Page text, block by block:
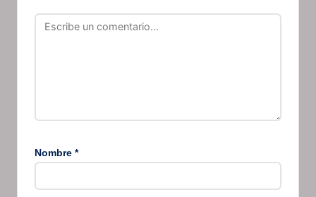
Nombre *